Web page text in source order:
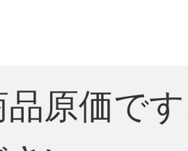
原価で